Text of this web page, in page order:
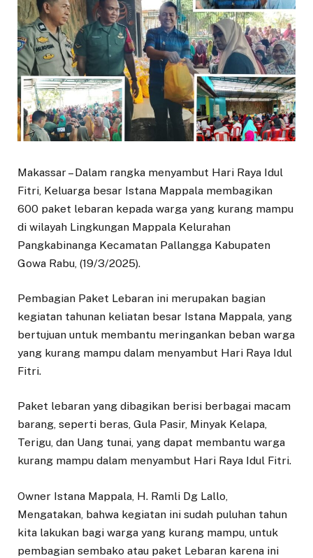
Makassar – Dalam rangka menyambut Hari Raya Idul
Fitri, Keluarga besar Istana Mappala membagikan
600 paket lebaran kepada warga yang kurang mampu
di wilayah Lingkungan Mappala Kelurahan
Pangkabinanga Kecamatan Pallangga Kabupaten
Gowa Rabu, (19/3/2025).
Pembagian Paket Lebaran ini merupakan bagian
kegiatan tahunan keliatan besar Istana Mappala, yang
bertujuan untuk membantu meringankan beban warga
yang kurang mampu dalam menyambut Hari Raya Idul
Fitri.
Paket lebaran yang dibagikan berisi berbagai macam
barang, seperti beras, Gula Pasir, Minyak Kelapa,
Terigu, dan Uang tunai, yang dapat membantu warga
kurang mampu dalam menyambut Hari Raya Idul Fitri.
Owner Istana Mappala, H. Ramli Dg Lallo,
Mengatakan, bahwa kegiatan ini sudah puluhan tahun
kita lakukan bagi warga yang kurang mampu, untuk
pembagian sembako atau paket Lebaran karena ini